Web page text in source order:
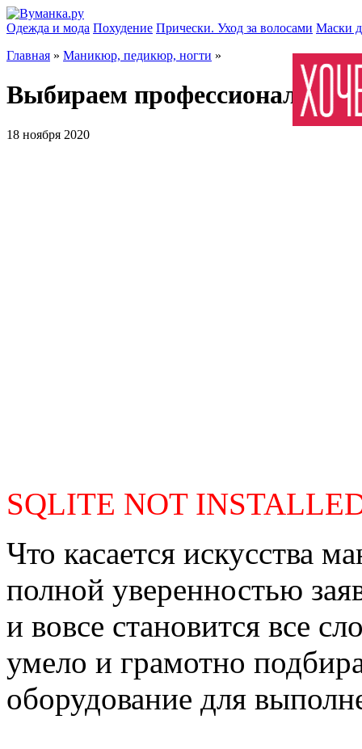
Одежда и мода Похудение Прически. Уход за волосами Маски
Главная » Маникюр, педикюр, ногти »
Выбираем
18 ноября 2020
SQLITE NOT
Что касается искусства
полной уверенностью
и вовсе становится все
умело и грамотно
оборудование для